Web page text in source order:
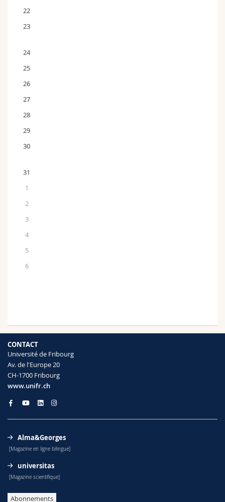
22
23
24
25
26
27
28
29
30
31
1
2
3
4
5
6
CONTACT
Université de Fribourg
Av. de l'Europe 20
CH-1700 Fribourg
www.unifr.ch
Alma&Georges
[Magazine en ligne bilingue]
universitas
[Magazine scientifique]
Abonnements